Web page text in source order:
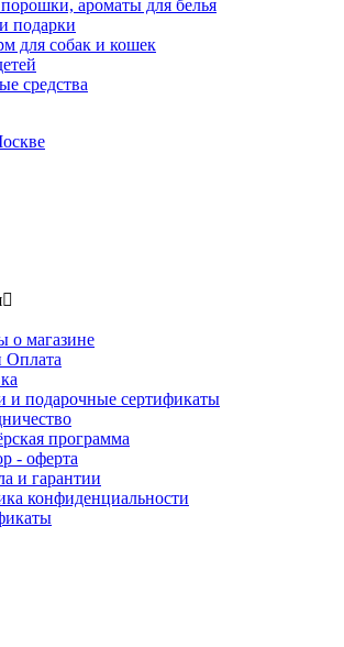
ароматы для белья
подарки
для собак и кошек
средства
о магазине
Оплата
и подарочные сертификаты
программа
- оферта
и гарантии
конфиденциальности